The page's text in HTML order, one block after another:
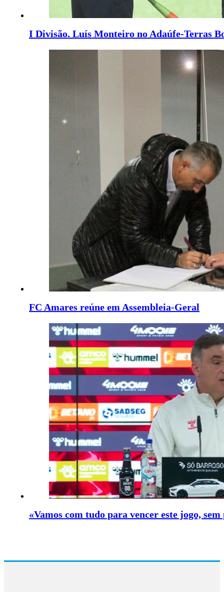
I Divisão. Luís Monteiro no Adaúfe-Terras
FC Amares reúne em Assembleia-Geral
«Vamos com tudo para vencer este jogo,